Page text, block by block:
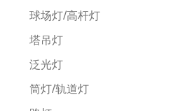
球场灯/高杆灯
塔吊灯
泛光灯
筒灯/轨道灯